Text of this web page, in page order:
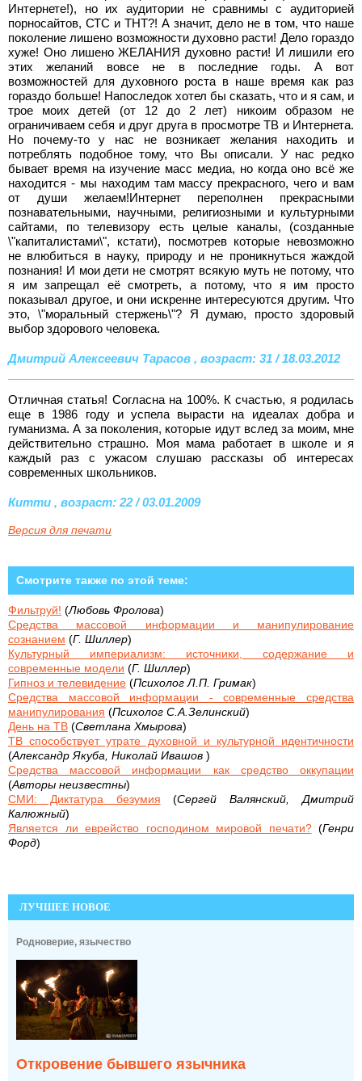
Интернете!), но их аудитории не сравнимы с аудиторией
порносайтов, СТС и ТНТ?! А значит, дело не в том, что наше
поколение лишено возможности духовно расти! Дело гораздо
хуже! Оно лишено ЖЕЛАНИЯ духовно расти! И лишили его
этих желаний вовсе не в последние годы. А вот
возможностей для духовного роста в наше время как раз
гораздо больше! Напоследок хотел бы сказать, что и я сам, и
трое моих детей (от 12 до 2 лет) никоим образом не
ограничиваем себя и друг друга в просмотре ТВ и Интернета.
Но почему-то у нас не возникает желания находить и
потреблять подобное тому, что Вы описали. У нас редко
бывает время на изучение масс медиа, но когда оно всё же
находится - мы находим там массу прекрасного, чего и вам
от души желаем!Интернет переполнен прекрасными
познавательными, научными, религиозными и культурными
сайтами, по телевизору есть целые каналы, (созданные
\"капиталистами\", кстати), посмотрев которые невозможно
не влюбиться в науку, природу и не проникнуться жаждой
познания! И мои дети не смотрят всякую муть не потому, что
я им запрещал её смотреть, а потому, что я им просто
показывал другое, и они искренне интересуются другим. Что
это, \"моральный стержень\"? Я думаю, просто здоровый
выбор здорового человека.
Дмитрий Алексеевич Тарасов , возраст: 31 / 18.03.2012
Отличная статья! Согласна на 100%. К счастью, я родилась
еще в 1986 году и успела вырасти на идеалах добра и
гуманизма. А за поколения, которые идут вслед за моим, мне
действительно страшно. Моя мама работает в школе и я
каждый раз с ужасом слушаю рассказы об интересах
современных школьников.
Китти , возраст: 22 / 03.01.2009
Версия для печати
Смотрите также по этой теме:
Фильтруй! (Любовь Фролова)
Средства массовой информации и манипулирование
сознанием (Г. Шиллер)
Культурный империализм: источники, содержание и
современные модели (Г. Шиллер)
Гипноз и телевидение (Психолог Л.П. Гримак)
Средства массовой информации - современные средства
манипулирования (Психолог С.А.Зелинский)
День на ТВ (Светлана Хмырова)
ТВ способствует утрате духовной и культурной идентичности
(Александр Якуба, Николай Ивашов )
Средства массовой информации как средство оккупации
(Авторы неизвестны)
СМИ: Диктатура безумия (Сергей Валянский, Дмитрий
Калюжный)
Является ли еврейство господином мировой печати?(Генри
Форд)
ЛУЧШЕЕ НОВОЕ
Родноверие, язычество
Откровение бывшего язычника